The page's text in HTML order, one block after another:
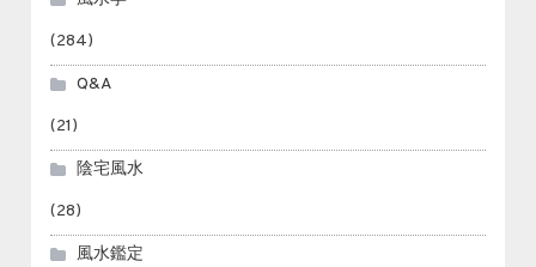
(284)
Q&A
(21)
陰宅風水
(28)
風水鑑定